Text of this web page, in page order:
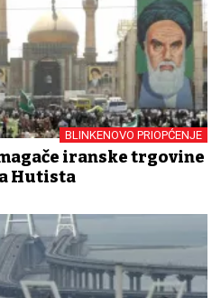
BLINKENOVO PRIOPĆENJE
iranske trgovine
Hutista